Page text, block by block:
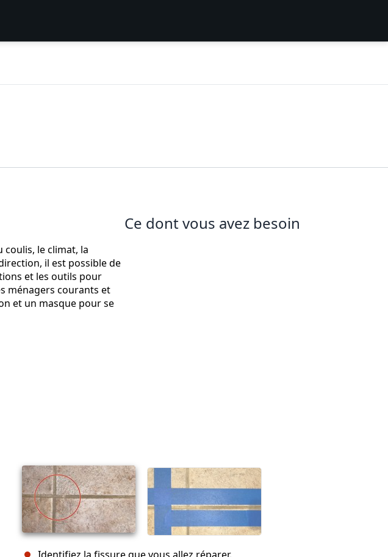
le climat, la
il est possible de
et les outils pour
ménagers courants et
et un masque pour se
Ce dont vous avez besoin
Identifiez la fissure que vous allez réparer.